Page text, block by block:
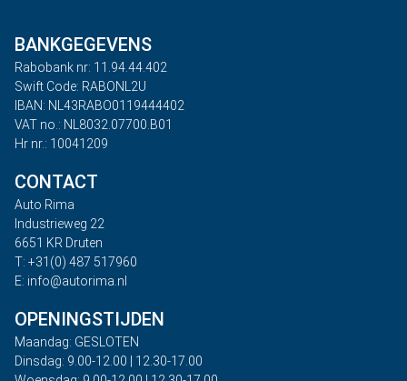
BANKGEGEVENS
Rabobank nr: 11.94.44.402
Swift Code: RABONL2U
IBAN: NL43RABO0119444402
VAT no.: NL8032.07700.B01
Hr nr.: 10041209
CONTACT
Auto Rima
Industrieweg 22
6651 KR Druten
T: +31(0) 487 517960
E: info@autorima.nl
OPENINGSTIJDEN
Maandag: GESLOTEN
Dinsdag: 9.00-12.00 | 12.30-17.00